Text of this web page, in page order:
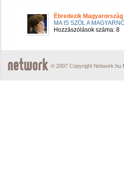
Ébredezik
MA IS SZÓL A
Hozzászólások száma: 8
© 2007 Copyright Network.hu